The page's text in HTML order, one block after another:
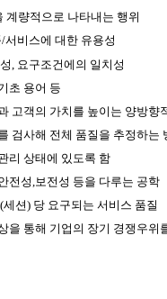
계량적으로 나타내는 행위
서비스에 대한 유용성
, 요구조건에의 일치성
초 용어 등
고객의 가치를 높이는 양방향
검사해 전체 품질을 추정하는
리 상태에 있도록 함
전성,보전성 등을 다루는 공학
션) 당 요구되는 서비스 품질
을 통해 기업의 장기 경쟁우위